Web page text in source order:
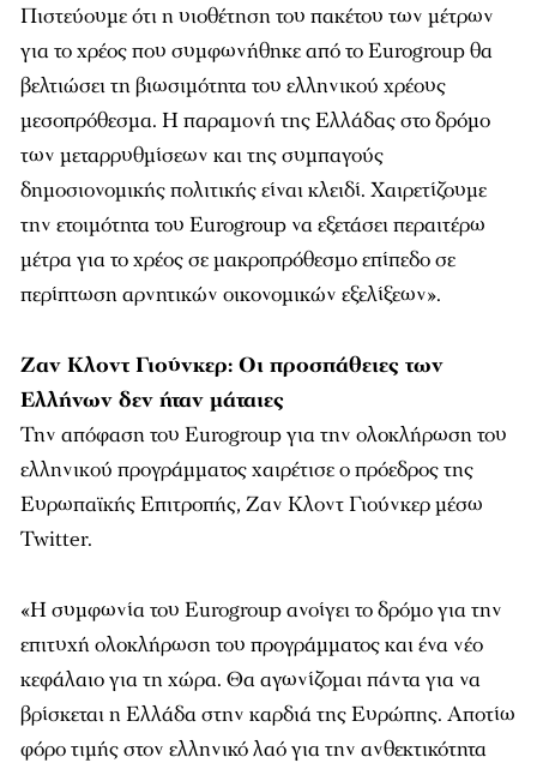
Πιστεύουμε ότι η υιοθέτηση του πακέτου των μέτρων
για το χρέος που συμφωνήθηκε από το Eurogroup θα
βελτιώσει τη βιωσιμότητα του ελληνικού χρέους
μεσοπρόθεσμα. Η παραμονή της Ελλάδας στο δρόμο
των μεταρρυθμίσεων και της συμπαγούς
δημοσιονομικής πολιτικής είναι κλειδί. Χαιρετίζουμε
την ετοιμότητα του Eurogroup να εξετάσει περαιτέρω
μέτρα για το χρέος σε μακροπρόθεσμο επίπεδο σε
περίπτωση αρνητικών οικονομικών εξελίξεων».
Ζαν Κλοντ Γιούνκερ: Οι προσπάθειες των
Ελλήνων δεν ήταν μάταιες
Την απόφαση του Eurogroup για την ολοκλήρωση του
ελληνικού προγράμματος χαιρέτισε ο πρόεδρος της
Ευρωπαϊκής Επιτροπής, Ζαν Κλοντ Γιούνκερ μέσω
Twitter.
«Η συμφωνία του Eurogroup ανοίγει το δρόμο για την
επιτυχή ολοκλήρωση του προγράμματος και ένα νέο
κεφάλαιο για τη χώρα. Θα αγωνίζομαι πάντα για να
βρίσκεται η Ελλάδα στην καρδιά της Ευρώπης. Αποτίω
φόρο τιμής στον ελληνικό λαό για την ανθεκτικότητα